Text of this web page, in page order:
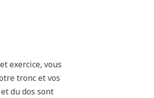
exercice, vous
tronc et vos
du dos sont